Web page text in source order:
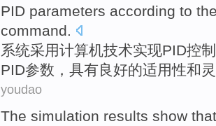
PID parameters according to
command.
系统采用计算机技术实现PID控制
PID参数 ， 具有良好的适用性和
youdao
The simulation results show that